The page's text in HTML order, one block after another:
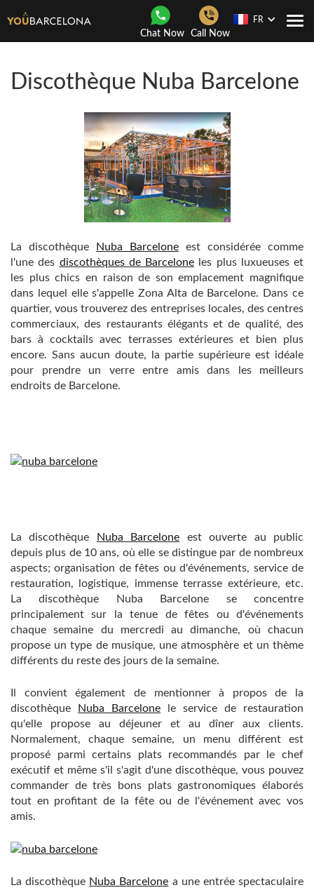
Chat Now Call Now
FR
Discothèque Nuba Barcelone
La discothèque Nuba Barcelone est considérée comme
l'une des discothèques de Barcelone les plus luxueuses et
les plus chics en raison de son emplacement magnifique
dans lequel elle s'appelle Zona Alta de Barcelone. Dans ce
quartier, vous trouverez des entreprises locales, des centres
commerciaux, des restaurants élégants et de qualité, des
bars à cocktails avec terrasses extérieures et bien plus
encore. Sans aucun doute, la partie supérieure est idéale
pour prendre un verre entre amis dans les meilleurs
endroits de Barcelone.
La discothèque Nuba Barcelone est ouverte au public
depuis plus de 10 ans, où elle se distingue par de nombreux
aspects; organisation de fêtes ou d'événements, service de
restauration, logistique, immense terrasse extérieure, etc.
La discothèque Nuba Barcelone se concentre
principalement sur la tenue de fêtes ou d'événements
chaque semaine du mercredi au dimanche, où chacun
propose un type de musique, une atmosphère et un thème
différents du reste des jours de la semaine.
Il convient également de mentionner à propos de la
discothèque
Nuba Barcelone le service de restauration
qu'elle propose au déjeuner et au dîner aux clients.
Normalement, chaque semaine, un menu différent est
proposé parmi certains plats recommandés par le chef
exécutif et même s'il s'agit d'une discothèque, vous pouvez
commander de très bons plats gastronomiques élaborés
tout en profitant de la fête ou de l'événement avec vos
amis.
La discothèque Nuba Barcelone a une entrée spectaculaire